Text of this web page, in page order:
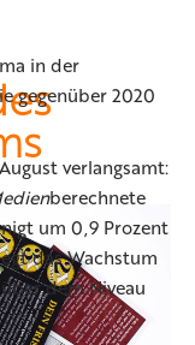
in der
gegenüber 2020
verlangsamt:
berechnete
um 0,9 Prozent
das Wachstum
dem Niveau